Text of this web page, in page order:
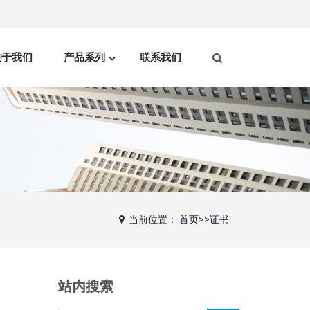
我们 产品系列 联系我们
当前位置： 首页>>证书
站内搜索